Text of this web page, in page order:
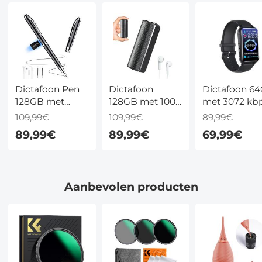
Dictafoon Pen
128GB met
Spraakactivatie,
360° Microfoon,
DSP-
109,99€
89,99€
Dictafoon
128GB met 1000
Uur Opname,
Spraakactivatie,
DSP-
109,99€
89,99€
Dictafoon
met 3072
Bluetooth
89,99€
69,99€
Aanbevolen producten